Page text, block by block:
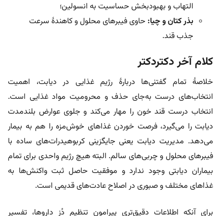
التهاب و بهبودبخش حساسیت به انسولین؛
بذر کتان و چیا: حاوی فیبرهای محلول و کاهندۀ سرعت
جذب قند.
کلام آخر دکتردکتر
خلاصۀ تمام گفتنی‌ها دربارۀ رژیم غذایی در دیابت، اهمیت
انتخاب‌های درست به‌جای حذف و محرومیت مواد غذایی است.
انتخاب درست قند خون را مهار می‌کند و جلوی عوارض بلندمدت
دیابت را می‌گیرد، فرصت خوردن غذاهای خوش‌مزه را هم به بیمار
می‌دهد. مدیریت دیابت یعنی جایگزینی کربوهیدرات‌های ساده با
فیبرهای محلول و چربی‌های سالم. البته هیچ رژیم واحدی برای تمام
بیماران دیابتی وجود ندارد و موفقیت حاصل ثبت واکنش‌ها به
غذاهای مختلف و صبوری در اصلاح عادت‌های قدیمی است.
برای آنکه اطلاعات دقیق‌تری پیرامون تنظیم دُز داروها، تفسیر